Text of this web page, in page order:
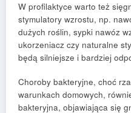
W profilaktyce warto też
stymulatory wzrostu, np.
dużych roślin, sypki nawóz
ukorzeniacz czy naturalne
będą silniejsze i bardziej
Choroby bakteryjne, choć
warunkach domowych,
bakteryjna, objawiająca się